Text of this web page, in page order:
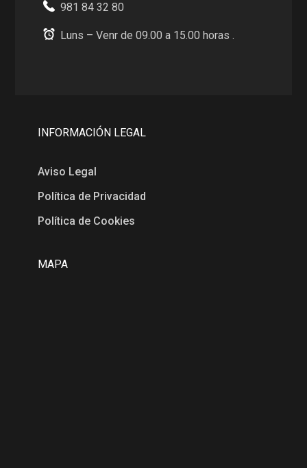
981 84 32 80
Luns – Venr de 09.00 a 15.00 horas .
INFORMACIÓN LEGAL
Aviso Legal
Política de Privacidad
Política de Cookies
MAPA